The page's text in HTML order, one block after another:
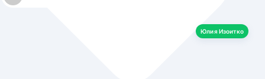
Юлия Изоитко